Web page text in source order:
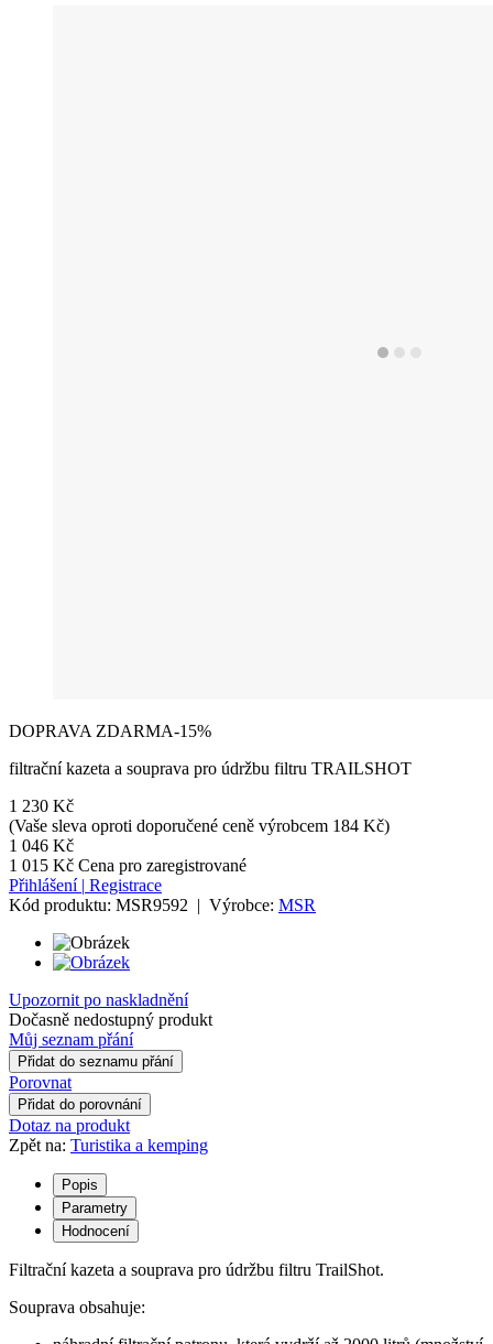
DOPRAVA ZDARMA-15%
filtrační kazeta a souprava pro údržbu filtru TRAILSHOT
1 230 Kč
(Vaše sleva oproti doporučené ceně výrobcem 184 Kč)
1 046 Kč
1 015 Kč Cena pro zaregistrované
Přihlášení | Registrace
Kód produktu: MSR9592 | Výrobce: MSR
Upozornit po naskladnění
Dočasně nedostupný produkt
Můj seznam přání
Přidat do seznamu přání
Porovnat
Přidat do porovnání
Dotaz na produkt
Zpět na: Turistika a kemping
Popis
Parametry
Hodnocení
Filtrační kazeta a souprava pro údržbu filtru TrailShot.
Souprava obsahuje: